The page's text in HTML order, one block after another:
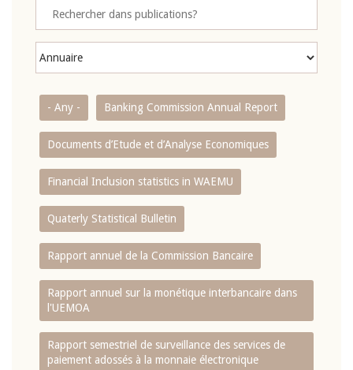
- Any - Banking Commission Annual Report
Documents d’Etude et d’Analyse Economiques
Financial Inclusion statistics in WAEMU
Quaterly Statistical Bulletin
Rapport annuel de la Commission Bancaire
Rapport annuel sur la monétique interbancaire dans
l'UEMOA
Rapport semestriel de surveillance des services de
paiement adossés à la monnaie électronique